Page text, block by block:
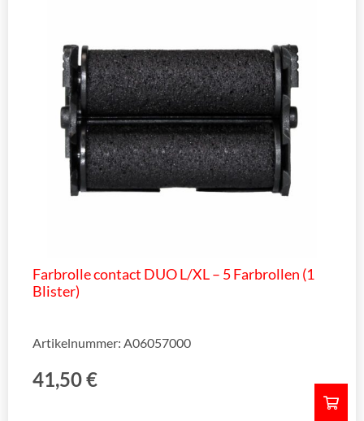
Farbrolle contact DUO L/XL – 5 Farbrollen (1
Blister)
41,50€
Artikelnummer: A06057000